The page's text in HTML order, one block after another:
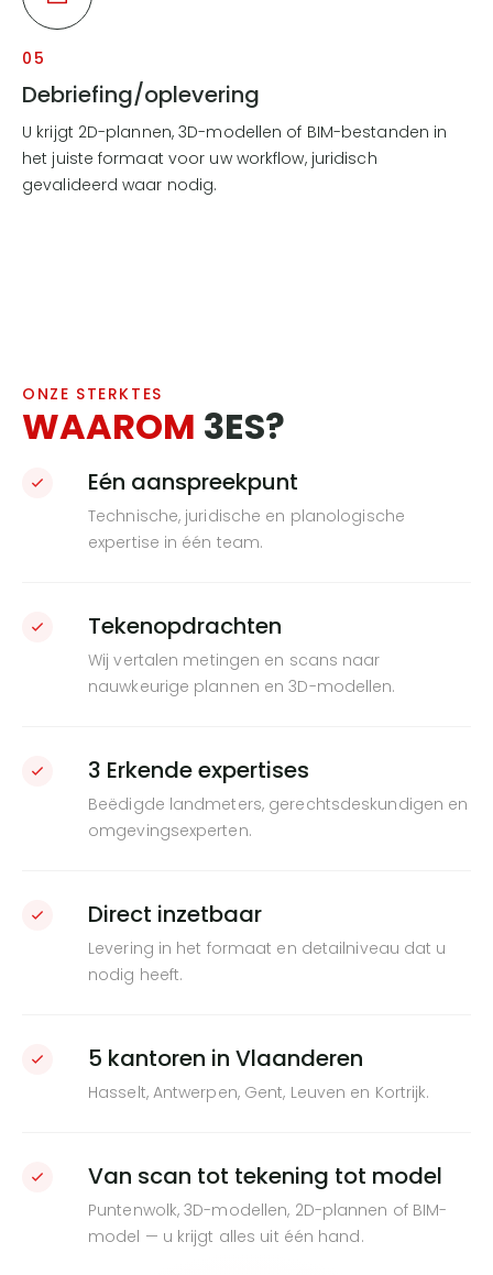
05
Debriefing/oplevering
U krijgt 2D-plannen, 3D-modellen of BIM-bestanden in
het juiste formaat voor uw workflow, juridisch
gevalideerd waar nodig.
ONZE STERKTES
WAAROM 3ES?
Eén aanspreekpunt
Technische, juridische en planologische
expertise in één team.
Tekenopdrachten
Wij vertalen metingen en scans naar
nauwkeurige plannen en 3D-modellen.
3 Erkende expertises
Beëdigde landmeters, gerechtsdeskundigen en
omgevingsexperten.
Direct inzetbaar
Levering in het formaat en detailniveau dat u
nodig heeft.
5 kantoren in Vlaanderen
Hasselt, Antwerpen, Gent, Leuven en Kortrijk.
Van scan tot tekening tot model
Puntenwolk, 3D-modellen, 2D-plannen of BIM-
model — u krijgt alles uit één hand.